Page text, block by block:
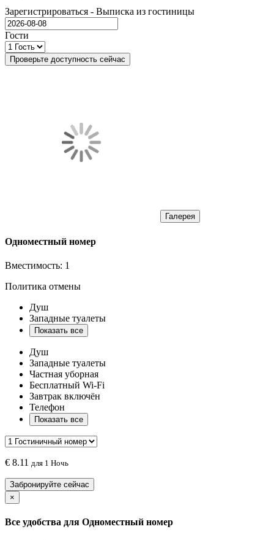
Зарегистрироваться - Выписка из гостиницы
Гости
Проверьте доступность сейчас
Галерея
Одноместный номер
Вместимость: 1
Политика отмены
Душ
Западные туалеты
Показать все
Душ
Западные туалеты
Частная уборная
Бесплатный Wi-Fi
Завтрак включён
Телефон
Показать все
€ 8.11 для 1 Ночь
Забронируйте сейчас
×
Все удобства для Одноместный номер